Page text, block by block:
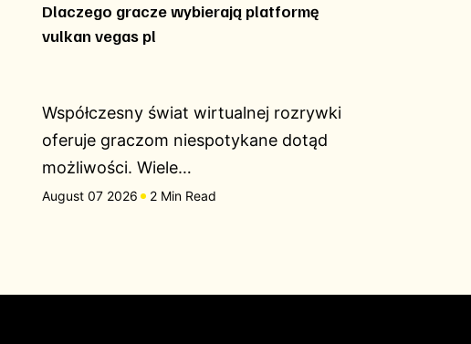
Dlaczego gracze wybierają platformę
vulkan vegas pl
Współczesny świat wirtualnej rozrywki
oferuje graczom niespotykane dotąd
możliwości. Wiele…
August 07 2026 2 Min Read